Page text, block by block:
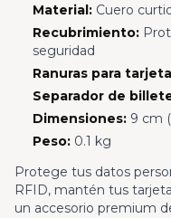
Material:Cuero
Recubrimiento:
seguridad
Ranuras para
Separador de
Dimensiones:9 cm
Peso:0.1 kg
Protege tus datos
RFID, mantén tus
un accesorio premium